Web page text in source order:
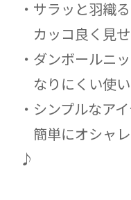
・サラッと羽織
カッコ良く見
・ダンボールニ
なりにくい使
・シンプルなア
簡単にオシャ
♪